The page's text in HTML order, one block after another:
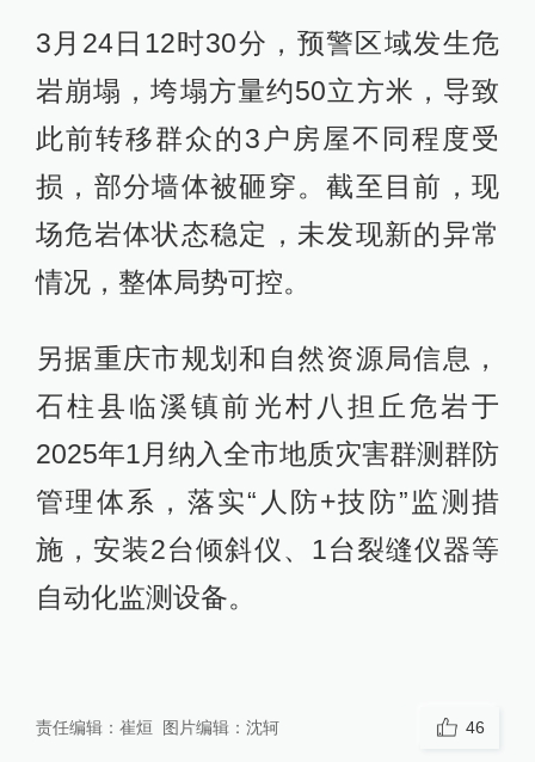
3月24日12时30分，预警区域发生危
岩崩塌，垮塌方量约50立方米，导致
此前转移群众的3户房屋不同程度受
损，部分墙体被砸穿。截至目前，现
场危岩体状态稳定，未发现新的异常
情况，整体局势可控。
另据重庆市规划和自然资源局信息，
石柱县临溪镇前光村八担丘危岩于
2025年1月纳入全市地质灾害群测群防
管理体系，落实“人防+技防”监测措
施，安装2台倾斜仪、1台裂缝仪器等
自动化监测设备。
责任编辑： 崔烜 图片编辑： 沈轲 46